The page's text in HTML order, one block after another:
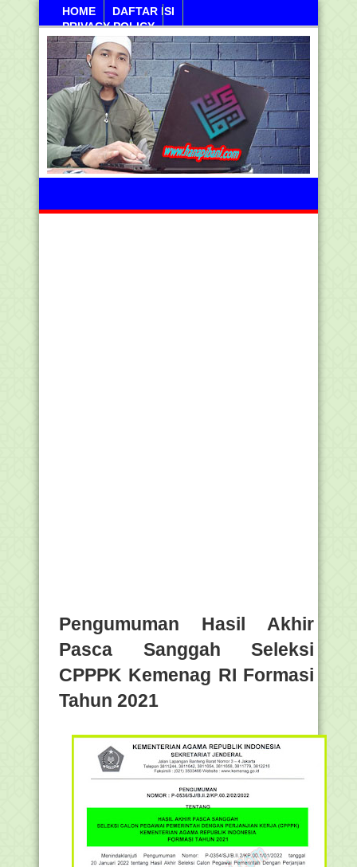
HOME
DAFTAR ISI
PRIVACY POLICY
Jumahat, 07 Agustus 2026
Pengumuman Hasil Akhir
Pasca Sanggah Seleksi
CPPPK Kemenag RI Formasi
Tahun 2021